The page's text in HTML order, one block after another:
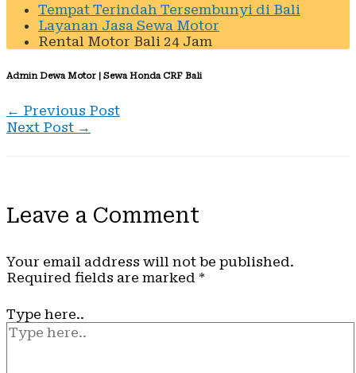
Tempat Terindah Tersembunyi di Bali
Layanan Jasa Sewa Motor
Rental Motor Bali 24 Jam
Admin Dewa Motor | Sewa Honda CRF Bali
← Previous Post
Next Post →
Leave a Comment
Your email address will not be published.
Required fields are marked *
Type here..